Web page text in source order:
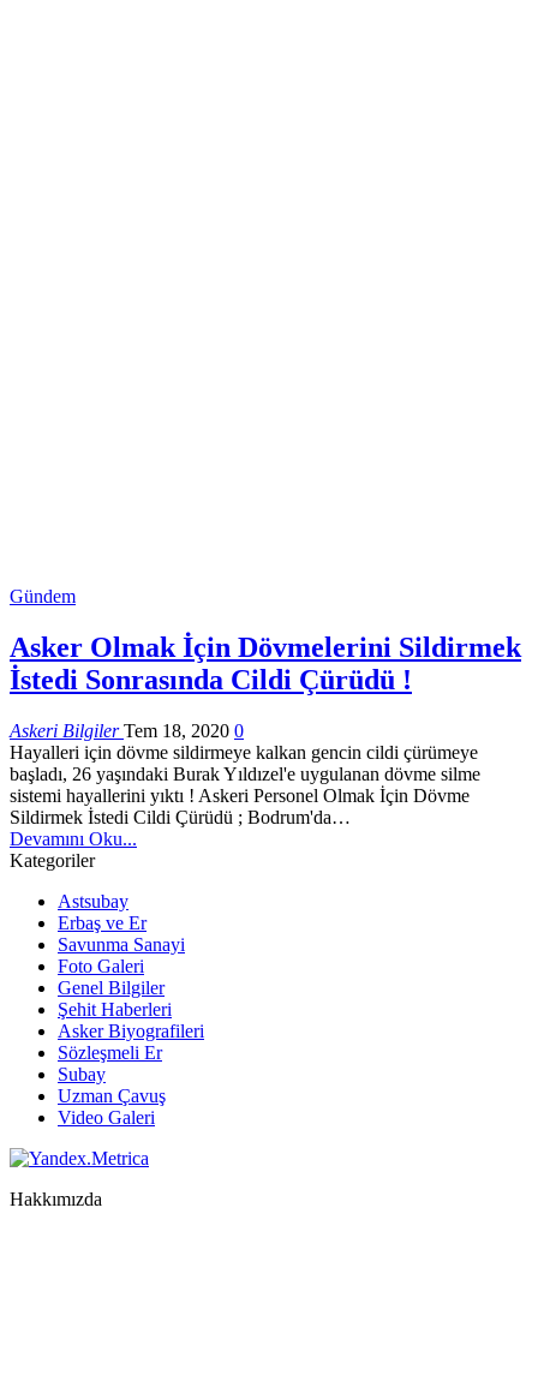
Gündem
Asker Olmak İçin Dövmelerini Sildirmek
İstedi Sonrasında Cildi Çürüdü !
Askeri BilgilerTem 18, 2020 0
Hayalleri için dövme sildirmeye kalkan gencin cildi çürümeye
başladı, 26 yaşındaki Burak Yıldızel'e uygulanan dövme silme
sistemi hayallerini yıktı ! Askeri Personel Olmak İçin Dövme
Sildirmek İstedi Cildi Çürüdü ; Bodrum'da…
Devamını Oku...
Kategoriler
Astsubay
Erbaş ve Er
Savunma Sanayi
Foto Galeri
Genel Bilgiler
Şehit Haberleri
Asker Biyografileri
Sözleşmeli Er
Subay
Uzman Çavuş
Video Galeri
Hakkımızda